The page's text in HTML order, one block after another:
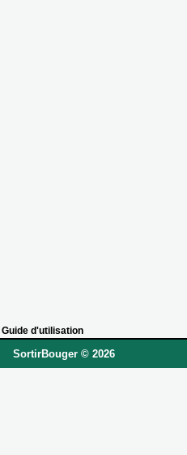
Guide d'utilisation
SortirBouger © 2026